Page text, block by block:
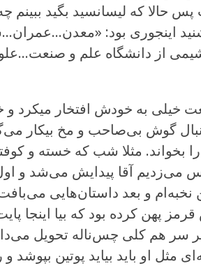
حالا که لیسانسید بگید ببینم
اینجوری بود:
از دانشگاه علم و
خیلی به خودش افتخار
گوش بی‌صاحب و مخ بیکار
مثلا شب که خسته و
می‌زدیم آقا پیدایش می‌شد و
و بعد داستان‌هایی
پهن کرده بود که بیا اینجا
سر هم کلی چس‌ناله تحویل
مثل او باید بیاید پوتین بپوشد